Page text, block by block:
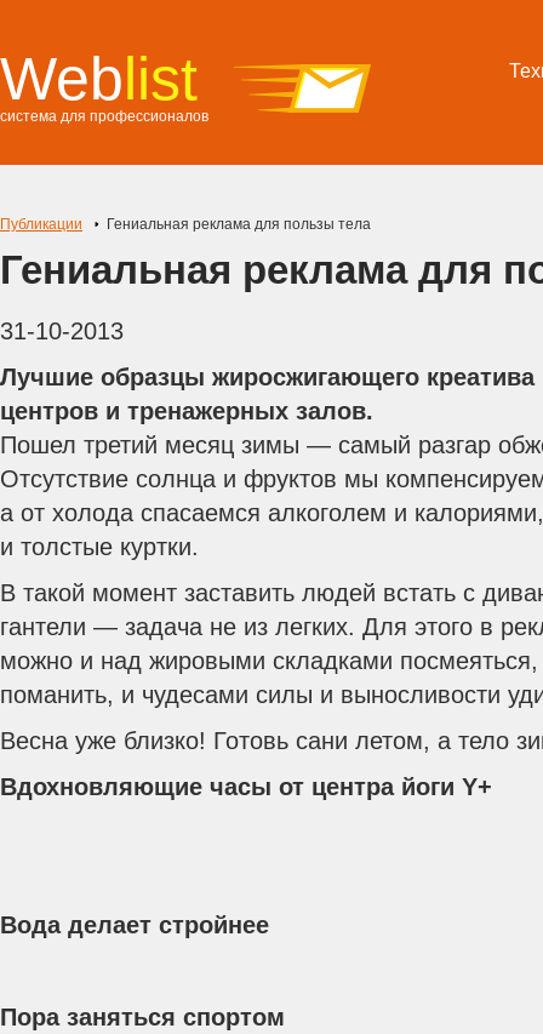
Weblist
система для профессионалов
Публикации Гениальная реклама для пользы тела
Гениальная реклама для
31-10-2013
Лучшие образцы жиросжигающего
центров и тренажерных залов.
Пошел третий месяц зимы — самый разгар
Отсутствие солнца и фруктов мы
а от холода спасаемся алкоголем и
и толстые куртки.
В такой момент заставить людей встать с
гантели — задача не из легких. Для этого в
можно и над жировыми складками
поманить, и чудесами силы и выносливости
Весна уже близко! Готовь сани летом, а тело
Вдохновляющие часы от центра йоги Y+
Вода делает стройнее
Пора заняться спортом